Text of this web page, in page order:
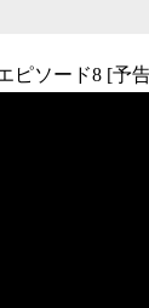
ピソード8 [予告